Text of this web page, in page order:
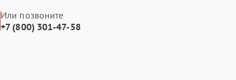
Или позвоните
+7 (800) 301-47-58